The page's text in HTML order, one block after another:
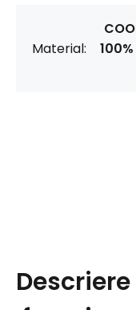
Material:
Descriere